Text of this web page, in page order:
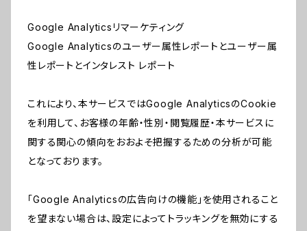
Google Analyticsリマーケティング
Google Analyticsのユーザー属性レポートとユーザー属
性レポートとインタレスト レポート
これにより、本サービスではGoogle AnalyticsのCookie
を利用して、お客様の年齢・性別・閲覧履歴・本サービスに
関する関心の傾向をおおよそ把握するための分析が可能
となっております。
「Google Analyticsの広告向けの機能」を使用されること
を望まない場合は、設定によってトラッキングを無効にする